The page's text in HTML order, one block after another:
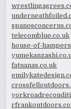
telecomblue.co.uk
house-of-
fatnanas.co.uk